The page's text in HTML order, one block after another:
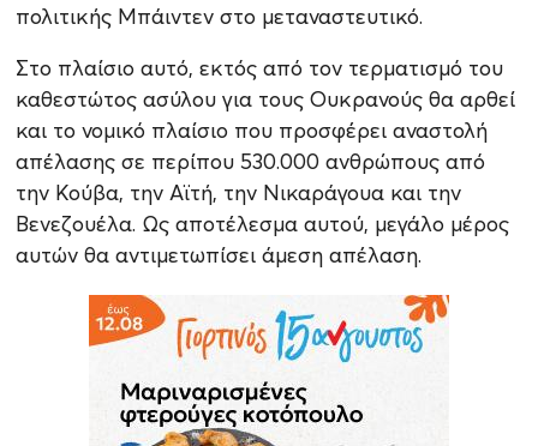
πολιτικής Μπάιντεν στο μεταναστευτικό.
Στο πλαίσιο αυτό, εκτός από τον τερματισμό του
καθεστώτος ασύλου για τους Ουκρανούς θα αρθεί
και το νομικό πλαίσιο που προσφέρει αναστολή
απέλασης σε περίπου 530.000 ανθρώπους από
την Κούβα, την Αϊτή, την Νικαράγουα και την
Βενεζουέλα. Ως αποτέλεσμα αυτού, μεγάλο μέρος
αυτών θα αντιμετωπίσει άμεση απέλαση.